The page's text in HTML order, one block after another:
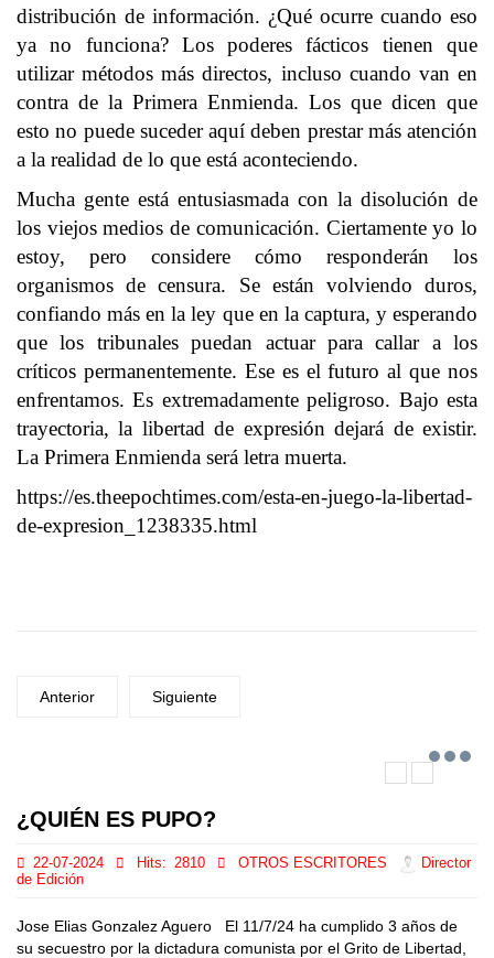
distribución de información. ¿Qué ocurre cuando eso
ya no funciona? Los poderes fácticos tienen que
utilizar métodos más directos, incluso cuando van en
contra de la Primera Enmienda. Los que dicen que
esto no puede suceder aquí deben prestar más atención
a la realidad de lo que está aconteciendo.
Mucha gente está entusiasmada con la disolución de
los viejos medios de comunicación. Ciertamente yo lo
estoy, pero considere cómo responderán los
organismos de censura. Se están volviendo duros,
confiando más en la ley que en la captura, y esperando
que los tribunales puedan actuar para callar a los
críticos permanentemente. Ese es el futuro al que nos
enfrentamos. Es extremadamente peligroso. Bajo esta
trayectoria, la libertad de expresión dejará de existir.
La Primera Enmienda será letra muerta.
https://es.theepochtimes.com/esta-en-juego-la-libertad-
de-expresion_1238335.html
Anterior Siguiente
¿QUIÉN ES PUPO?
22-07-2024 Hits: 2810 OTROS ESCRITORES
Director
de Edición
Jose Elias Gonzalez Aguero El 11/7/24 ha cumplido 3 años de
su secuestro por la dictadura comunista por el Grito de Libertad,